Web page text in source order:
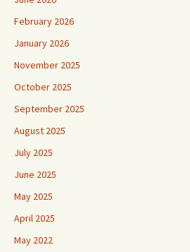
February 2026
January 2026
November 2025
October 2025
September 2025
August 2025
July 2025
June 2025
May 2025
April 2025
May 2022